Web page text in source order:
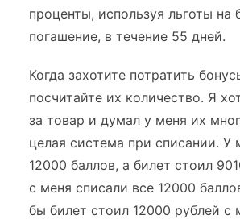
проценты, используя льготы на
погашение, в течение 55 дней.
Когда захотите потратить
посчитайте их количество. Я
за товар и думал у меня их
целая система при списании. У
12000 баллов, а билет стоил
с меня списали все 12000
бы билет стоил 12000 рублей с